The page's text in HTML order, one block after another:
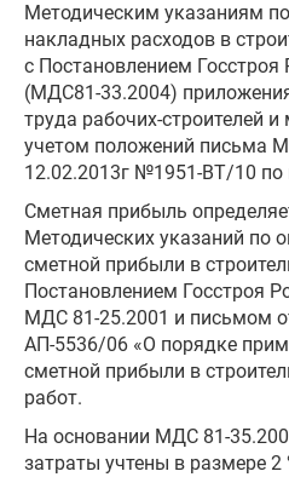
Методическим указаниям
накладных расходов в
с Постановлением
(МДС81-33.2004)
труда рабочих-строителей
учетом положений письма
12.02.2013г №1951-ВТ/10 по
Сметная прибыль
Методических указаний по
сметной прибыли в
Постановлением Госстроя
МДС 81-25.2001 и письмом
АП-5536/06 «О порядке
сметной прибыли в
работ.
На основании МДС 81-
затраты учтены в размере 2